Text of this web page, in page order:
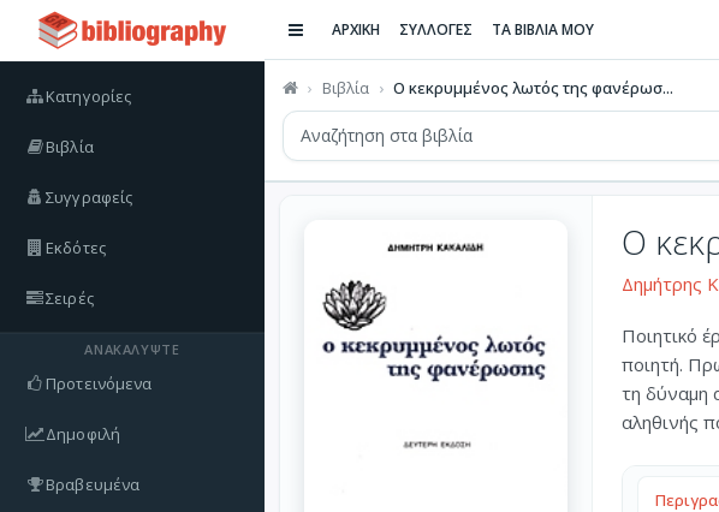
Κατηγορίες
Βιβλία
Συγγραφείς
Εκδότες
Σειρές
ΑΝΑΚΑΛΎΨΤΕ
Προτεινόμενα
Δημοφιλή
Βραβευμένα
ΑΡΧΙΚΗ ΣΥΛΛΟΓΕΣ ΤΑ ΒΙΒΛΙΑ ΜΟΥ
Βιβλία Ο κεκρυμμένος λωτός της φανέρωσ...
Ο
Δημήτρης
Ποιητικό
ποιητή.
τη δύναμη
αληθινής